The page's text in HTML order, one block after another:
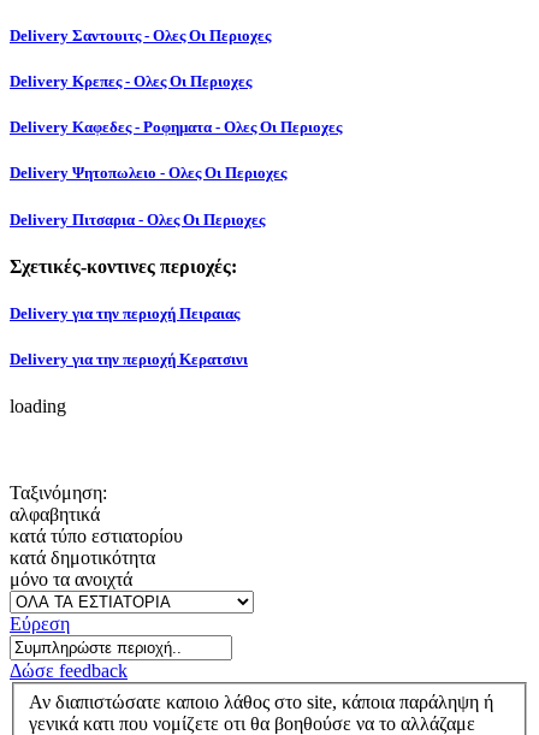
Delivery Σαντουιτς - Ολες Οι Περιοχες
Delivery Κρεπες - Ολες Οι Περιοχες
Delivery Καφεδες - Ροφηματα - Ολες Οι Περιοχες
Delivery Ψητοπωλειο - Ολες Οι Περιοχες
Delivery Πιτσαρια - Ολες Οι Περιοχες
Σχετικές-κοντινες περιοχές:
Delivery για την περιοχή Πειραιας
Delivery για την περιοχή Κερατσινι
loading
Ταξινόμηση:
αλφαβητικά
κατά τύπο εστιατορίου
κατά δημοτικότητα
μόνο τα ανοιχτά
Εύρεση
Δώσε feedback
Αν διαπιστώσατε καποιο λάθος στο site, κάποια παράληψη ή
γενικά κατι που νομίζετε οτι θα βοηθούσε να το αλλάζαμε